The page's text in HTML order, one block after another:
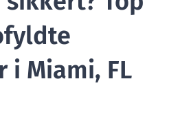
i Miami, FL